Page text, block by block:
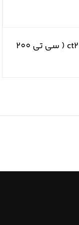
کمک فنر عقب لکسوس ct۲۰۰ ( سی تی ۲۰۰